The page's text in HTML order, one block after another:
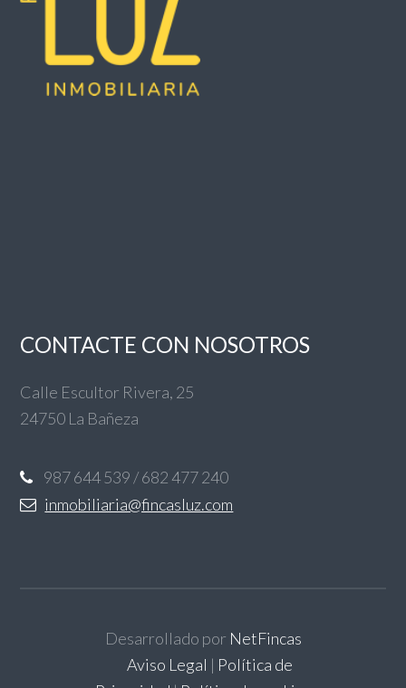
CONTACTE CON NOSOTROS
Calle Escultor Rivera, 25
24750 La Bañeza
987 644 539 / 682 477 240
inmobiliaria@fincasluz.com
Desarrollado por NetFincas
Aviso Legal | Política de